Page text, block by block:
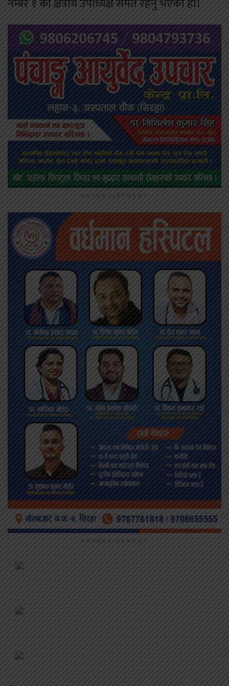
नम्बर १ को क्षेत्रीय उपाध्यक्ष समेत रहनु भएको हो।
ADVERTISEMENT
ADVERTISEMENT